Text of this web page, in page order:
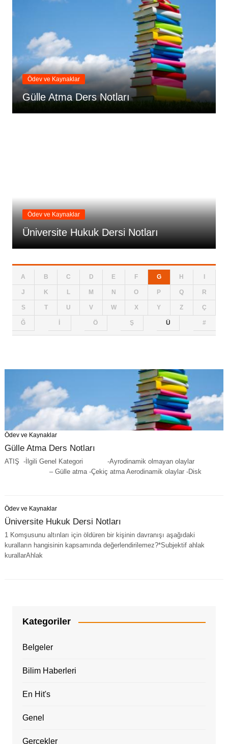
Ödev ve Kaynaklar
Gülle Atma Ders Notları
Ödev ve Kaynaklar
Üniversite Hukuk Dersi Notları
A B C D E F G H
J K L M N O P Q R
S T U V W X Y Z Ç
Ğ Ö Ş Ü #
Ödev ve Kaynaklar
Gülle Atma Ders Notları
ATIŞ -İlgili Genel Kategori -Ayrodinamik olmayan olaylar
– Gülle atma -Çekiç atma Aerodinamik olaylar -Disk
Ödev ve Kaynaklar
Üniversite Hukuk Dersi Notları
1 Komşusunu altınları için öldüren bir kişinin davranışı aşağıdaki
kuralların hangisinin kapsamında değerlendirilemez?*Subjektif ahlak
kurallarAhlak
Kategoriler
Belgeler
Bilim Haberleri
En Hit's
Genel
Gerçekler